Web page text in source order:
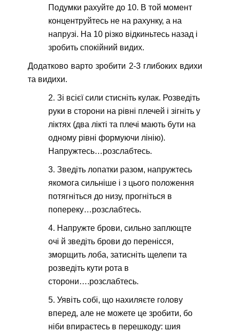
Подумки рахуйте до 10. В той момент
концентруйтесь не на рахунку, а на
напрузі. На 10 різко відкиньтесь назад і
зробить спокійний видих.
Додатково варто зробити 2-3 глибоких вдихи
та видихи.
Зі всієї сили стисніть кулак. Розведіть
руки в сторони на рівні плечей і зігніть у
ліктях (два лікті та плечі мають бути на
одному рівні формуючи лінію).
Напружтесь…розслабтесь.
Зведіть лопатки разом, напружтесь
якомога сильніше і з цього положення
потягніться до низу, прогніться в
попереку…розслабтесь.
Напружте брови, сильно заплющте
очі й зведіть брови до перенісся,
зморщить лоба, затисніть щелепи та
розведіть кути рота в
сторони….розслабтесь.
Уявіть собі, що нахиляєте голову
вперед, але не можете це зробити, бо
ніби впираєтесь в перешкоду: шия